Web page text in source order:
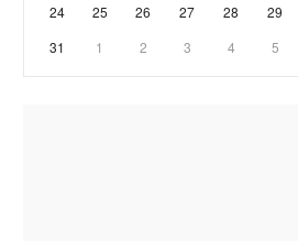
24
25 26 27 28 29
31
1 2 3 4 5